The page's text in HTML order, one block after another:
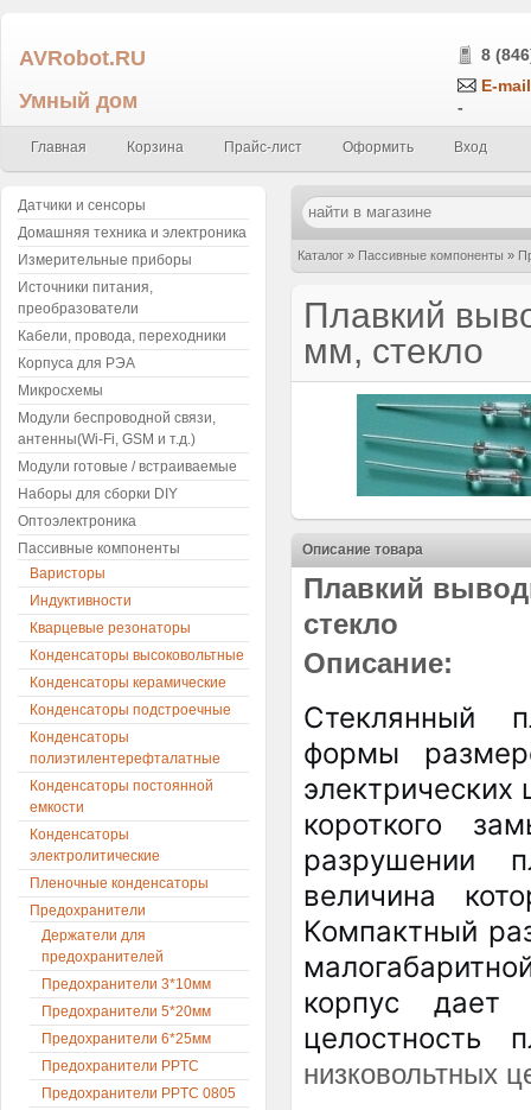
AVRobot.RU
Умный дом
8
E-
-
Главная Корзина Прайс-лист Оформить Вход
Каталог » Пассивные компоненты »
Плавкий
мм, стекло
Описание товара
Плавкий
стекло
Описание:
Стеклянный
формы
электрических
короткого
разрушении
величина
Компактный
корпус дает
целостность
низковольтных
Датчики и сенсоры
Домашняя техника и электроника
Измерительные приборы
Источники питания,
преобразователи
Кабели, провода, переходники
Корпуса для РЭА
Микросхемы
Модули беспроводной связи,
антенны(Wi-Fi, GSM и т.д.)
Модули готовые / встраиваемые
Наборы для сборки DIY
Оптоэлектроника
Пассивные компоненты
Варисторы
Индуктивности
Кварцевые резонаторы
Конденсаторы высоковольтные
Конденсаторы керамические
Конденсаторы подстроечные
Конденсаторы
полиэтилентерефталатные
Конденсаторы постоянной
емкости
Конденсаторы
электролитические
Пленочные конденсаторы
Предохранители
Держатели для
предохранителей
Предохранители 3*10мм
Предохранители 5*20мм
Предохранители 6*25мм
Предохранители PPTC
Предохранители PPTC 0805